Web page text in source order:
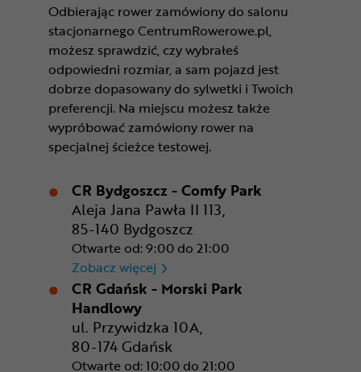
Odbierając rower zamówiony do salonu
stacjonarnego CentrumRowerowe.pl,
możesz sprawdzić, czy wybrałeś
odpowiedni rozmiar, a sam pojazd jest
dobrze dopasowany do sylwetki i Twoich
preferencji. Na miejscu możesz także
wypróbować zamówiony rower na
specjalnej ścieżce testowej.
CR Bydgoszcz - Comfy Park
Aleja Jana Pawła II 113,
85-140 Bydgoszcz
Otwarte od: 9:00 do 21:00
Zobacz więcej CR Bydgoszcz - Comfy Park
CR Gdańsk - Morski Park
Handlowy
ul. Przywidzka 10A,
80-174 Gdańsk
Otwarte od: 10:00 do 21:00